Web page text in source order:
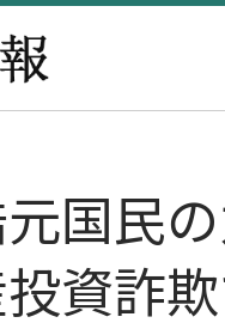
国民
資詐